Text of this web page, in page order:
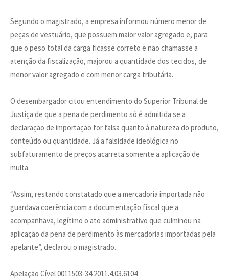
Segundo o magistrado, a empresa informou número menor de
peças de vestuário, que possuem maior valor agregado e, para
que o peso total da carga ficasse correto e não chamasse a
atenção da fiscalização, majorou a quantidade dos tecidos, de
menor valor agregado e com menor carga tributária.
O desembargador citou entendimento do Superior Tribunal de
Justiça de que a pena de perdimento só é admitida se a
declaração de importação for falsa quanto à natureza do produto,
conteúdo ou quantidade. Já a falsidade ideológica no
subfaturamento de preços acarreta somente a aplicação de
multa.
“Assim, restando constatado que a mercadoria importada não
guardava coerência com a documentação fiscal que a
acompanhava, legítimo o ato administrativo que culminou na
aplicação da pena de perdimento às mercadorias importadas pela
apelante”, declarou o magistrado.
Apelação Cível 0011503-34.2011.4.03.6104